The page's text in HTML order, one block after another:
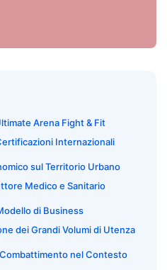
Arena Fight & Fit
Internazionali
sul Territorio Urbano
Medico e Sanitario
di Business
dei Grandi Volumi di Utenza
nel Contesto